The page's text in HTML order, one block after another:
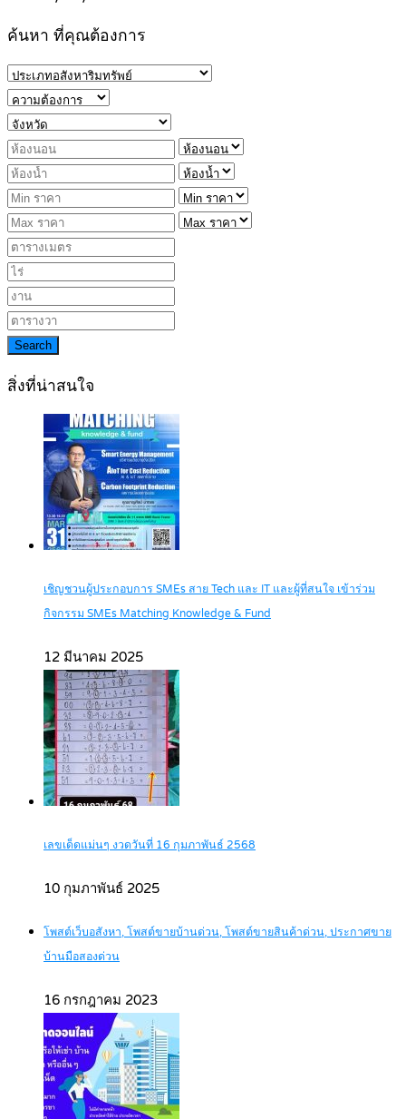
ค้นหา ที่คุณต้องการ
Search
สิ่งที่น่าสนใจ
เชิญชวนผู้ประกอบการ SMEs สาย Tech และ IT และผู้ที่สนใจ เข้าร่วม
กิจกรรม SMEs Matching Knowledge & Fund
12 มีนาคม 2025
เลขเด็ดแม่นๆ งวดวันที่ 16 กุมภาพันธ์ 2568
10 กุมภาพันธ์ 2025
โพสต์เว็บอสังหา, โพสต์ขายบ้านด่วน, โพสต์ขายสินค้าด่วน, ประกาศขาย
บ้านมือสองด่วน
16 กรกฎาคม 2023